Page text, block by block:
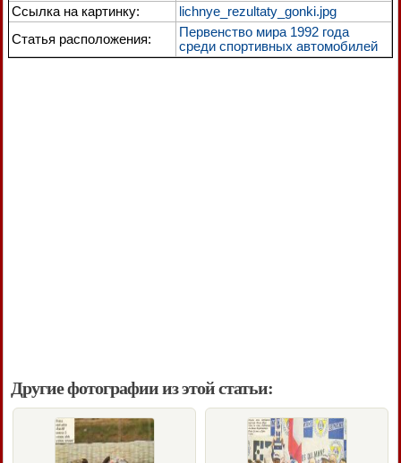
Ссылка на картинку:
lichnye_rezultaty_gonki.jpg
Статья расположения:
Первенство мира 1992 года
среди спортивных автомобилей
Другие фотографии из этой статьи: